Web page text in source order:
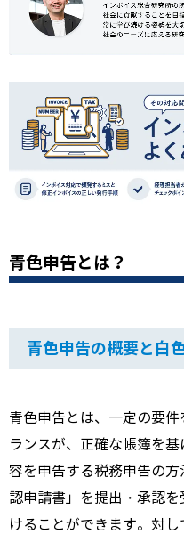
青色申告とは？
青色申告の概要と白
青色申告とは、一定の要
ランスが、正確な帳簿を
容を申告する税務申告の
認申請書」を提出・承認
けることができます。対